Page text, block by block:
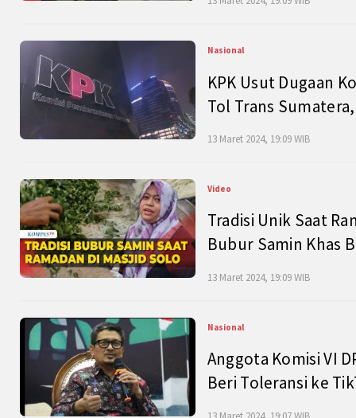
Nasional
KPK Usut Dugaan
Tol Trans
13 Maret 2024, 19:09 WIB
Video
Tradisi Unik Saat
Bubur Samin Khas
13 Maret 2024, 19:09 WIB
Nasional
Anggota Komisi VI
Beri Toleransi ke